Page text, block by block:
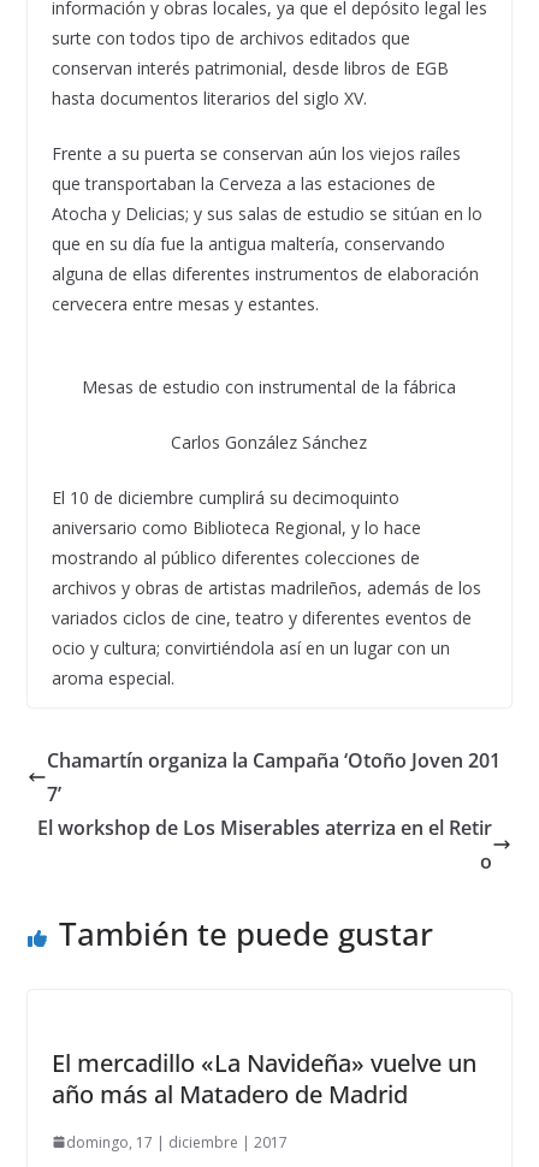
información y obras locales, ya que el depósito legal les
surte con todos tipo de archivos editados que
conservan interés patrimonial, desde libros de EGB
hasta documentos literarios del siglo XV.
Frente a su puerta se conservan aún los viejos raíles
que transportaban la Cerveza a las estaciones de
Atocha y Delicias; y sus salas de estudio se sitúan en lo
que en su día fue la antigua maltería, conservando
alguna de ellas diferentes instrumentos de elaboración
cervecera entre mesas y estantes.
Mesas de estudio con instrumental de la fábrica
Carlos González Sánchez
El 10 de diciembre cumplirá su decimoquinto
aniversario como Biblioteca Regional, y lo hace
mostrando al público diferentes colecciones de
archivos y obras de artistas madrileños, además de los
variados ciclos de cine, teatro y diferentes eventos de
ocio y cultura; convirtiéndola así en un lugar con un
aroma especial.
Chamartín organiza la Campaña ‘Otoño Joven 201
7’
El workshop de Los Miserables aterriza en el Retir
o
También te puede gustar
El mercadillo «La Navideña» vuelve un
año más al Matadero de Madrid
domingo, 17 | diciembre | 2017